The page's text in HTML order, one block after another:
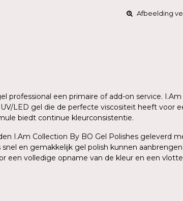
Afbeelding
professional een primaire of add-on service.
UV/LED gel die de perfecte viscositeit heeft
biedt continue kleurconsistentie.
I.Am Collection By BO Gel Polishes geleverd
en gemakkelijk gel polish kunnen
een volledige opname van de kleur en een